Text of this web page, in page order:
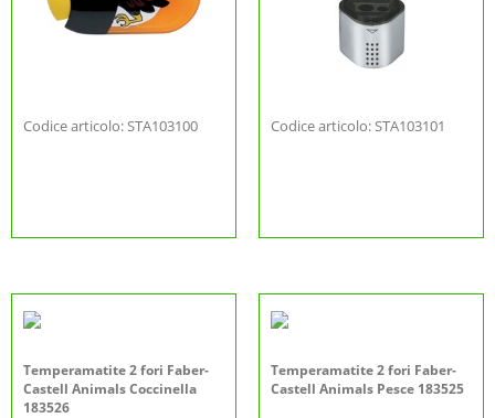
Codice articolo: STA103100 Codice articolo: STA103101
Temperamatite 2 fori Faber-
Castell Animals Coccinella
183526
Temperamatite 2 fori Faber-
Castell Animals Pesce 183525